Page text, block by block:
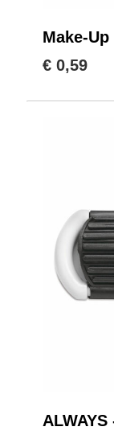
Make-
€ 0,59